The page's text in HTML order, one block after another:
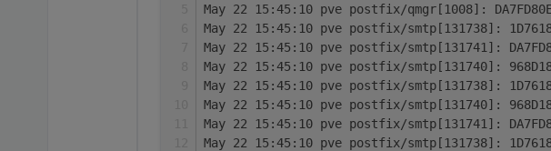
May 22 15:45:10 pve postfix/qmgr[1008]:
May 22 15:45:10 pve postfix/smtp[131738]:
May 22 15:45:10 pve postfix/smtp[131741]:
May 22 15:45:10 pve postfix/smtp[131740]:
May 22 15:45:10 pve postfix/smtp[131738]:
May 22 15:45:10 pve postfix/smtp[131740]:
May 22 15:45:10 pve postfix/smtp[131741]:
May 22 15:45:10 pve postfix/smtp[131738]: